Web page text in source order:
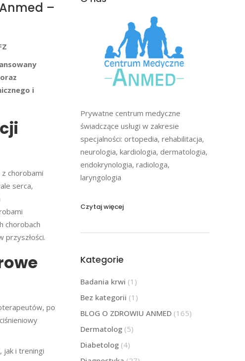
–
i
chorobami
serca,
chorobach
przyszłości.
po
jak i treningi
Prywatne centrum medyczne
świadczące usługi w zakresie
specjalności: ortopedia, rehabilitacja,
neurologia, kardiologia, dermatologia,
endokrynologia, radiologa,
laryngologia
Czytaj więcej
Kategorie
Badania krwi (1)
Bez kategorii (1)
BLOG O ZDROWIU ANMED(165)
Dermatolog(5)
Diabetolog(4)